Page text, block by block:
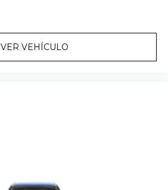
VER VEHÍCULO